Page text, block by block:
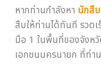
หากท่านกำลังหา นักสื
สืบให้ท่านได้ทันที รวด
มือ 1 ในพื้นที่ของจังห
เอกชนนครนายก ที่ท่า